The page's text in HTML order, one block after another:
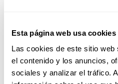
Esta página web usa cookies
Las cookies de este sitio
el contenido y los anuncios,
sociales y analizar el tráfico.